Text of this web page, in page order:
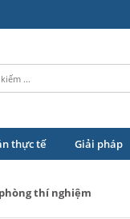
thực tế Giải pháp
thí nghiệm